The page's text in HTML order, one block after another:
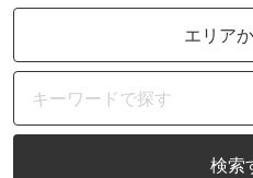
エリア
検索